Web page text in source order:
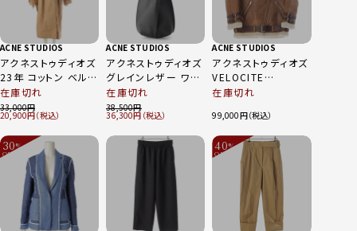
ACNE STUDIOS
アクネストゥディオズ
23年 コットン ベルト
付 ロング トレンチコ
ート アウター
A90493 ベージュ
32
在庫切れ
33,000
20,900
ACNE STUDIOS
アクネストゥディオズ
グレインレザー ワン
ショルダー ショルダ
ーバッグ トートバッグ
ブラック
在庫切れ
38,500
36,300
ACNE STUDIOS
アクネストゥディオズ
VELOCITE
VINTAGE ムートン
VINTAGE ジャケット
アウター 2074695
ブラウン 34
在庫切れ
99,000
30%
OFF
40%
OFF